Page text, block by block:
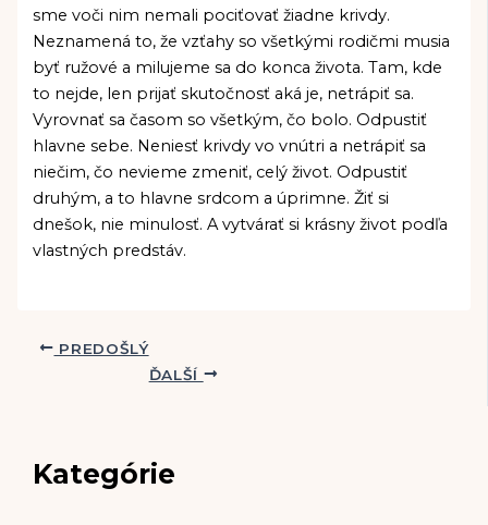
sme voči nim nemali pociťovať žiadne krivdy.
Neznamená to, že vzťahy so všetkými rodičmi musia
byť ružové a milujeme sa do konca života. Tam, kde
to nejde, len prijať skutočnosť aká je, netrápiť sa.
Vyrovnať sa časom so všetkým, čo bolo. Odpustiť
hlavne sebe. Neniesť krivdy vo vnútri a netrápiť sa
niečim, čo nevieme zmeniť, celý život. Odpustiť
druhým, a to hlavne srdcom a úprimne. Žiť si
dnešok, nie minulosť. A vytvárať si krásny život podľa
vlastných predstáv.
PREDOŠLÝ
ĎALŠÍ
Kategórie